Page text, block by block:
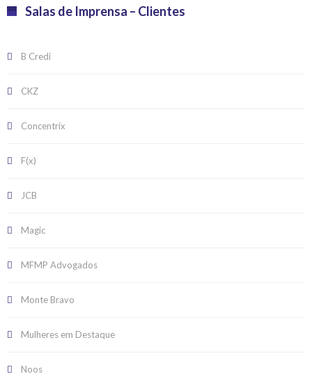
Salas de Imprensa – Clientes
B Credi
CKZ
Concentrix
F(x)
JCB
Magic
MFMP Advogados
Monte Bravo
Mulheres em Destaque
Noos